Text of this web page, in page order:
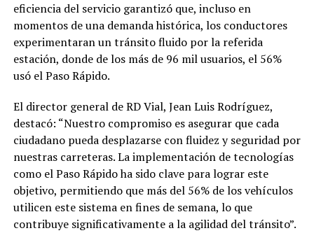
eficiencia del servicio garantizó que, incluso en
momentos de una demanda histórica, los conductores
experimentaran un tránsito fluido por la referida
estación, donde de los más de 96 mil usuarios, el 56%
usó el Paso Rápido.
El director general de RD Vial, Jean Luis Rodríguez,
destacó: “Nuestro compromiso es asegurar que cada
ciudadano pueda desplazarse con fluidez y seguridad por
nuestras carreteras. La implementación de tecnologías
como el Paso Rápido ha sido clave para lograr este
objetivo, permitiendo que más del 56% de los vehículos
utilicen este sistema en fines de semana, lo que
contribuye significativamente a la agilidad del tránsito”.